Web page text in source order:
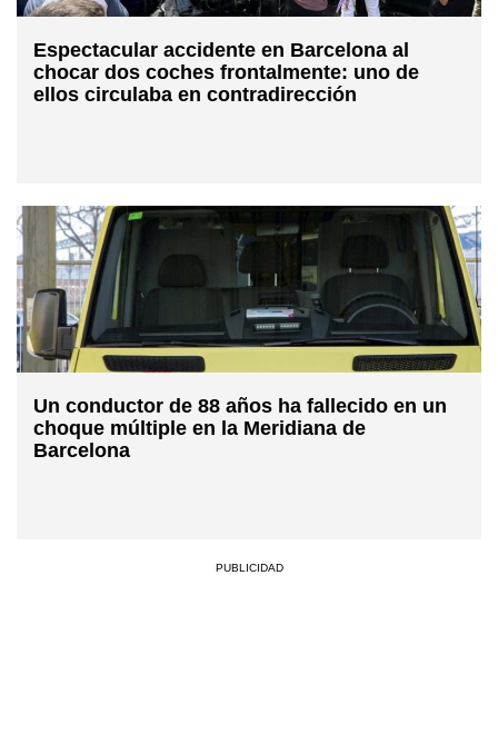
Espectacular accidente en Barcelona al
chocar dos coches frontalmente: uno de
ellos circulaba en contradirección
Un conductor de 88 años ha fallecido en un
choque múltiple en la Meridiana de
Barcelona
PUBLICIDAD